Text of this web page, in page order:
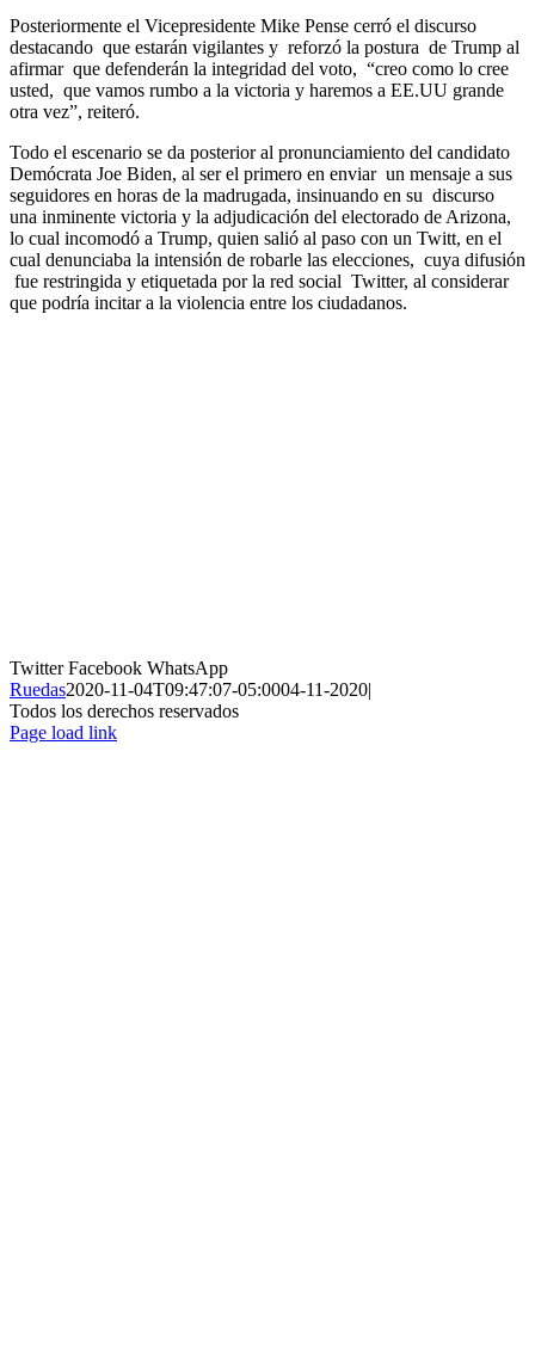
Posteriormente el Vicepresidente Mike Pense cerró el discurso
destacando que estarán vigilantes y reforzó la postura de Trump al
afirmar que defenderán la integridad del voto, “creo como lo cree
usted, que vamos rumbo a la victoria y haremos a EE.UU grande
otra vez”, reiteró.
Todo el escenario se da posterior al pronunciamiento del candidato
Demócrata Joe Biden, al ser el primero en enviar un mensaje a sus
seguidores en horas de la madrugada, insinuando en su discurso
una inminente victoria y la adjudicación del electorado de Arizona,
lo cual incomodó a Trump, quien salió al paso con un Twitt, en el
cual denunciaba la intensión de robarle las elecciones, cuya difusión
fue restringida y etiquetada por la red social Twitter, al considerar
que podría incitar a la violencia entre los ciudadanos.
TwitterFacebook WhatsApp
Ruedas2020-11-04T09:47:07-05:0004-11-2020|
Todos los derechos reservados
Page load link